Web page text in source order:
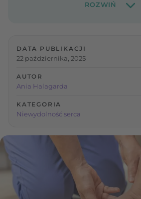
DATA PUBLIKACJI
22 października, 2025
AUTOR
Ania Halagarda
KATEGORIA
Niewydolność serca